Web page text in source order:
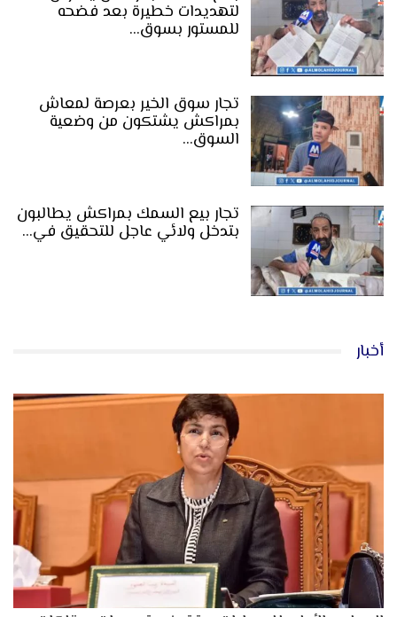
لتهديدات خطيرة بعد فضحه
للمستور بسوق…
تجار سوق الخير بعرصة لمعاش
بمراكش يشتكون من وضعية
السوق…
تجار بيع السمك بمراكش يطالبون
بتدخل ولائي عاجل للتحقيق في…
أخبار